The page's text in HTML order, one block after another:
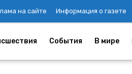
на сайте Информация о газете
События В мире